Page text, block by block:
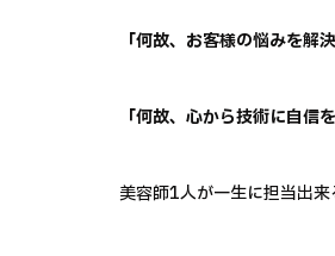
「何故、お客様の悩みを解
「何故、心から技術に自信
美容師1人が一生に担当出来